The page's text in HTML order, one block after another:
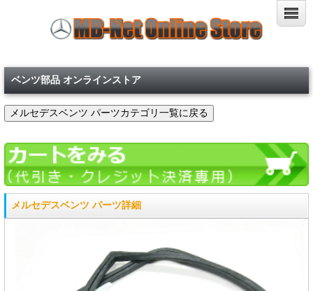
ベンツ部品 オンラインストア
メルセデスベンツ パーツ詳細